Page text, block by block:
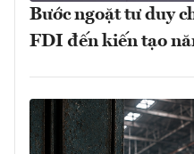
Bước ngoặt tư duy
FDI đến kiến tạo